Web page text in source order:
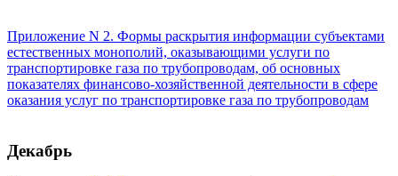
Приложение N 2. Формы раскрытия информации субъектами
естественных монополий, оказывающими услуги по
транспортировке газа по трубопроводам, об основных
показателях финансово-хозяйственной деятельности в сфере
оказания услуг по транспортировке газа по трубопроводам
Декабрь